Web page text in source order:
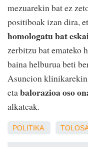
mezuarekin bat ez
positiboak izan dira,
homologatu bat
zerbitzu bat emateko
baina helburua beti
Asuncion klinikarekin
etabalorazioa oso
alkateak.
POLITIKA